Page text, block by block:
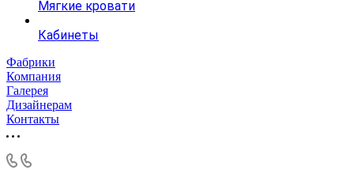
Мягкие кровати
Кабинеты
Фабрики
Компания
Галерея
Дизайнерам
Контакты